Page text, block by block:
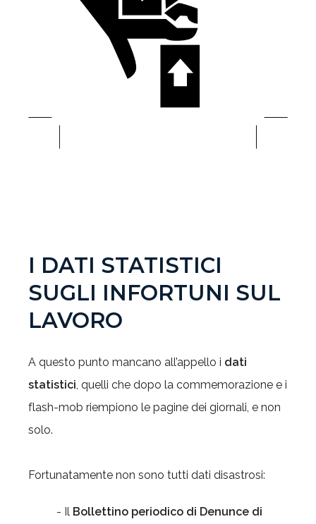
I DATI STATISTICI
SUGLI INFORTUNI SUL
LAVORO
A questo punto mancano all’appello i dati
statistici, quelli che dopo la commemorazione e i
flash-mob riempiono le pagine dei giornali, e non
solo.
Fortunatamente non sono tutti dati disastrosi:
- Il Bollettino periodico di Denunce di